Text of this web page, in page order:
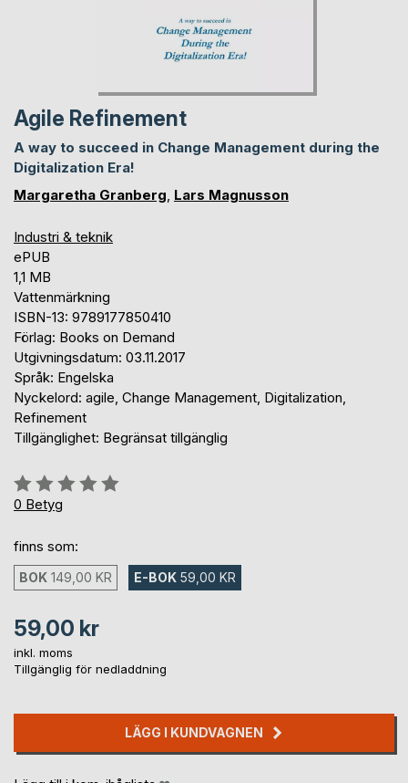
Agile Refinement
A way to succeed in Change Management during the
Digitalization Era!
Margaretha Granberg Lars Magnusson
Industri & teknik
ePUB
1,1 MB
Vattenmärkning
ISBN-13: 9789177850410
Förlag: Books on Demand
Utgivningsdatum: 03.11.2017
Språk: Engelska
Nyckelord: agile, Change Management, Digitalization,
Refinement
Tillgänglighet: Begränsat tillgänglig
Betyg::
0%
0 Betyg
finns som:
BOK 149,00 KR E-BOK 59,00 KR
59,00 kr
inkl. moms
Tillgänglig för nedladdning
LÄGG I KUNDVAGNEN